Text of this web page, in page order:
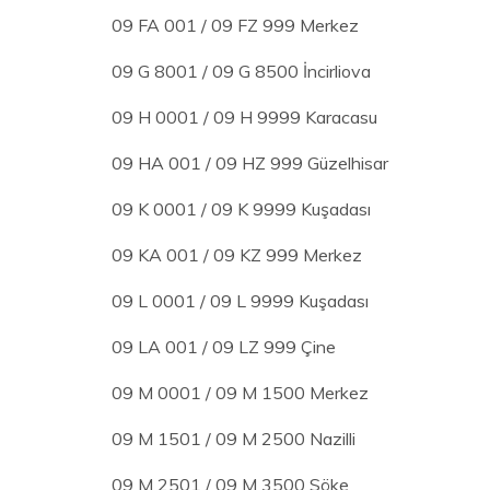
09 FA 001 / 09 FZ 999 Merkez
09 G 8001 / 09 G 8500 İncirliova
09 H 0001 / 09 H 9999 Karacasu
09 HA 001 / 09 HZ 999 Güzelhisar
09 K 0001 / 09 K 9999 Kuşadası
09 KA 001 / 09 KZ 999 Merkez
09 L 0001 / 09 L 9999 Kuşadası
09 LA 001 / 09 LZ 999 Çine
09 M 0001 / 09 M 1500 Merkez
09 M 1501 / 09 M 2500 Nazilli
09 M 2501 / 09 M 3500 Söke